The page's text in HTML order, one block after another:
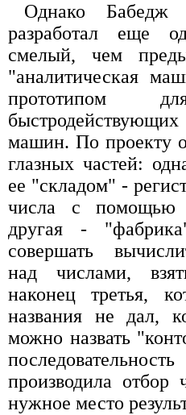
Однако
разработал еще
смелый, чем
"аналитическая
прототипом
машин. По проекту
глазных частей:
ее "складом" -
числа с помощью
другая -
совершать
над числами,
наконец третья,
названия не дал,
можно назвать
производила отбор
нужное место